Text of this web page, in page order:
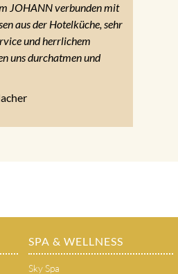
JOHANN verbunden mit
aus der Hotelküche, sehr
und herrlichem
uns durchatmen und
SPA & WELLNESS
Sky Spa